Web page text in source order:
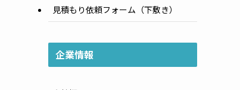
見積もり依頼フォーム（下敷き）
企業情報